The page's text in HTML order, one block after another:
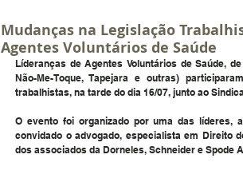
Mudanças na Legislação
Agentes Voluntários de Saúde
Líderanças de Agentes Voluntários de Saúde,
Não-Me-Toque, Tapejara e outras)
trabalhistas, na tarde do dia 16/07, junto ao
O evento foi organizado por uma das líderes,
convidado o advogado, especialista em Direito
dos associados da Dorneles, Schneider e Spode